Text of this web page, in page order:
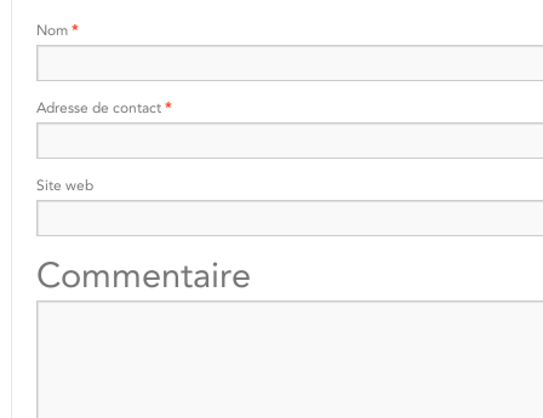
Nom *
Adresse de contact *
Site web
Commentaire